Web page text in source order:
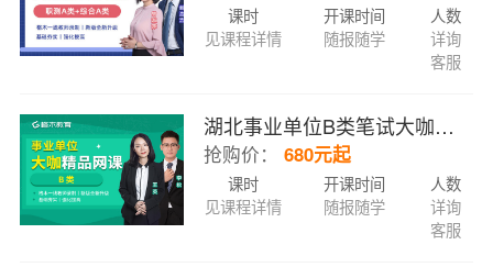
课时
见课程详情
开课时间
随报随学
人数
详询
客服
湖北事业单位B类笔试大咖精品网课（职测B类+综合B类）
抢购价：680元起
课时
见课程详情
开课时间
随报随学
人数
详询
客服